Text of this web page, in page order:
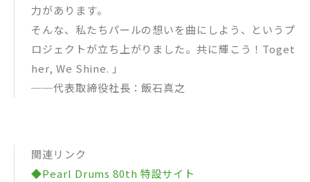
力があります。
そんな、私たちパールの想いを曲にしよう、というプ
ロジェクトが立ち上がりました。共に輝こう！Toget
her, We Shine. 」
──代表取締役社長：飯石真之
関連リンク
◆Pearl Drums 80th 特設サイト